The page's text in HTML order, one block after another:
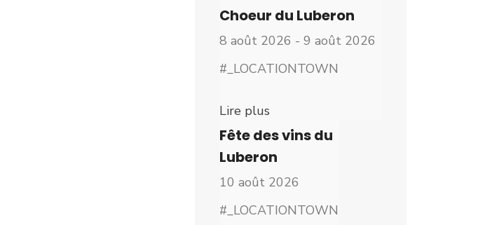
Choeur du Luberon
8 août 2026 - 9 août 2026
#_LOCATIONTOWN
Lire plus
Fête des vins du
Luberon
10 août 2026
#_LOCATIONTOWN